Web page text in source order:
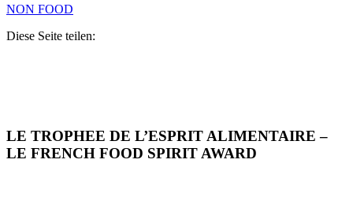
NON FOOD
Diese Seite teilen:
LE TROPHEE DE L’ESPRIT ALIMENTAIRE –
LE FRENCH FOOD SPIRIT AWARD